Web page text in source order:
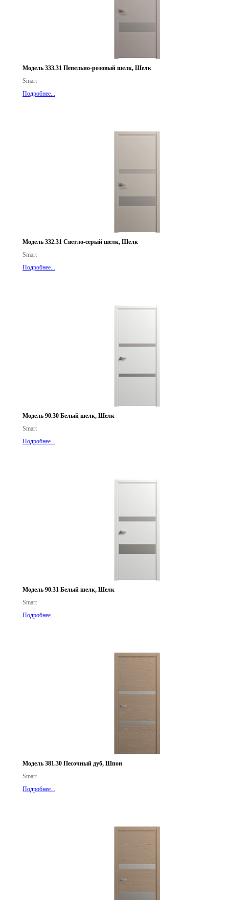
Модель 333.31 Пепельно-розовый шелк, Шелк
Smart
Подробнее...
Модель 332.31 Светло-серый шелк, Шелк
Smart
Подробнее...
Модель 90.30 Белый шелк, Шелк
Smart
Подробнее...
Модель 90.31 Белый шелк, Шелк
Smart
Подробнее...
Модель 381.30 Песочный дуб, Шпон
Smart
Подробнее...